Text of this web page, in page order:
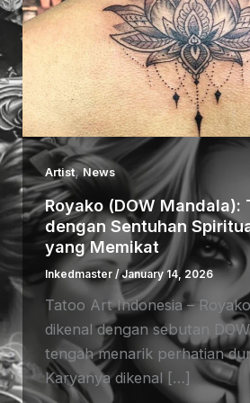
Artist,News
Royako (DOW Mandala):
dengan Sentuhan
yang Memikat
Inkedmaster /January 14, 2026
Tatoo Art Indonesia –
dikenal dengan sebutan
tengah menarik perhatian
Karyanya dikenal […]